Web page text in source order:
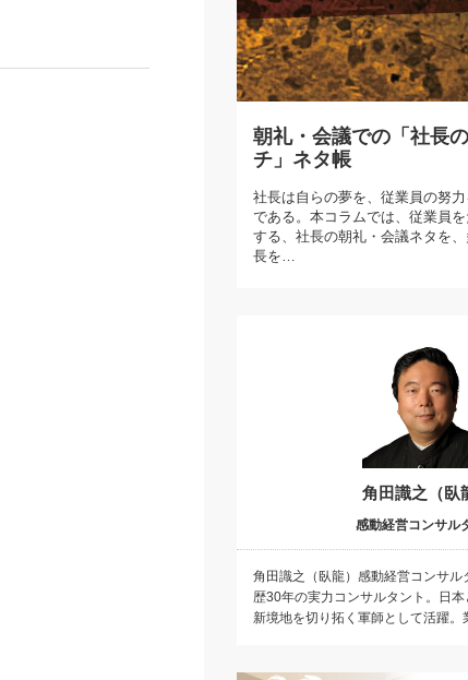
(12)
米国スポーツ・ビジネスに学ぶ心理学(98)
高橋一喜の『これぞ！"本物の温泉"』(157)
朝礼・会議での「社長
チ」ネタ帳
社長は自らの夢を、従業員の努
である。本コラムでは、従業員
する、社長の朝礼・会議ネタを
長を…
角田識之（臥
感動経営コンサル
角田識之（臥龍）感動経営コンサ
歴30年の実力コンサルタント。日
新境地を切り拓く軍師として活躍